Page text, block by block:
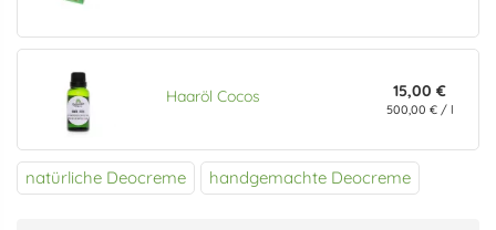
Haaröl Cocos 15,00 €
500,00 € / l
natürliche Deocreme handgemachte Deocreme